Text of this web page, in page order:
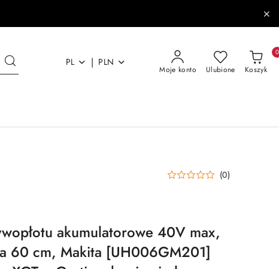
PL | PLN
Moje konto Ulubione Koszyk
0
(0)
akumulatorowe 40V max,
60 cm, Makita [UH006GM201]